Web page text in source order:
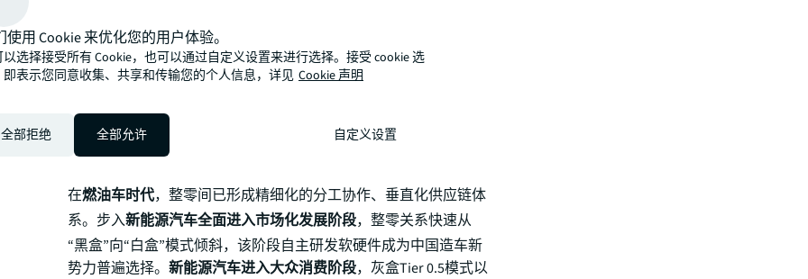
在燃油车时代，整零间已形成精细化的分工协作、垂直化供应链体
系。步入新能源汽车全面进入市场化发展阶段，整零关系快速从
“黑盒”向“白盒”模式倾斜，该阶段自主研发软硬件成为中国造车新
势力普遍选择。新能源汽车进入大众消费阶段，灰盒Tier 0.5模式以
使用 Cookie 来优化您的用户体验。
选择接受所有 Cookie，也可以通过自定义设置来进行选择。接受 cookie 选
即表示您同意收集、共享和传输您的个人信息，详见 Cookie 声明
全部拒绝 全部允许 自定义设置